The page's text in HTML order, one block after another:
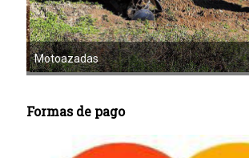
Motoazadas
Formas de pago